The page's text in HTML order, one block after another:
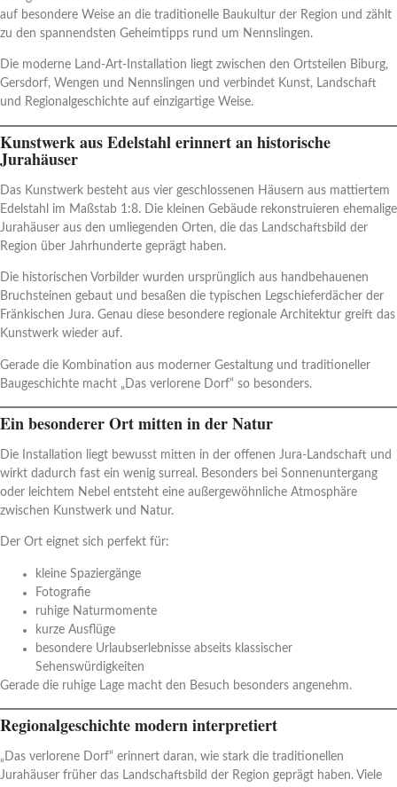
auf besondere Weise an die traditionelle Baukultur der Region und zählt
zu den spannendsten Geheimtipps rund um Nennslingen.
Die moderne Land-Art-Installation liegt zwischen den Ortsteilen Biburg,
Gersdorf, Wengen und Nennslingen und verbindet Kunst, Landschaft
und Regionalgeschichte auf einzigartige Weise.
Kunstwerk aus Edelstahl erinnert an historische
Jurahäuser
Das Kunstwerk besteht aus vier geschlossenen Häusern aus mattiertem
Edelstahl im Maßstab 1:8. Die kleinen Gebäude rekonstruieren ehemalige
Jurahäuser aus den umliegenden Orten, die das Landschaftsbild der
Region über Jahrhunderte geprägt haben.
Die historischen Vorbilder wurden ursprünglich aus handbehauenen
Bruchsteinen gebaut und besaßen die typischen Legschieferdächer der
Fränkischen Jura. Genau diese besondere regionale Architektur greift das
Kunstwerk wieder auf.
Gerade die Kombination aus moderner Gestaltung und traditioneller
Baugeschichte macht „Das verlorene Dorf“ so besonders.
Ein besonderer Ort mitten in der Natur
Die Installation liegt bewusst mitten in der offenen Jura-Landschaft und
wirkt dadurch fast ein wenig surreal. Besonders bei Sonnenuntergang
oder leichtem Nebel entsteht eine außergewöhnliche Atmosphäre
zwischen Kunstwerk und Natur.
Der Ort eignet sich perfekt für:
kleine Spaziergänge
Fotografie
ruhige Naturmomente
kurze Ausflüge
besondere Urlaubserlebnisse abseits klassischer
Sehenswürdigkeiten
Gerade die ruhige Lage macht den Besuch besonders angenehm.
Regionalgeschichte modern interpretiert
„Das verlorene Dorf“ erinnert daran, wie stark die traditionellen
Jurahäuser früher das Landschaftsbild der Region geprägt haben. Viele